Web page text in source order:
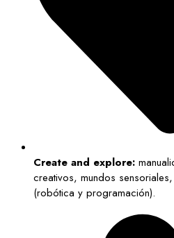
Create and explore:
creativos, mundos
(robótica y programación).